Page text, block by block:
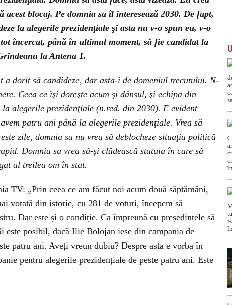
acest blocaj. Pe domnia sa îl interesează 2030. De fapt,
la alegerile prezidenţiale şi asta nu v-o spun eu, v-o
încercat, până în ultimul moment, să fie candidat la
la Antena 1.
a dorit să candideze, dar asta-i de domeniul trecutului. N-
Ceea ce îşi doreşte acum şi dânsul, şi echipa din
alegerile prezidenţiale (n.red. din 2030). E evident
patru ani până la alegerile prezidenţiale. Vrea să
zile, domnia sa nu vrea să deblocheze situaţia politică
Domnia sa vrea să-şi clădească statuia în care să
al treilea om în stat.
TV: „Prin ceea ce am făcut noi acum două săptămâni,
votată din istorie, cu 281 de voturi, începem să
Dar este și o condiție. Ca împreună cu președintele să
este posibil, dacă Ilie Bolojan iese din campania de
patru ani. Aveți vreun dubiu? Despre asta e vorba în
pentru alegerile prezidențiale de peste patru ani. Este